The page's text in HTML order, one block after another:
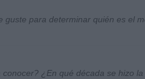
guste para determinar quién es el
¿En qué década se hizo